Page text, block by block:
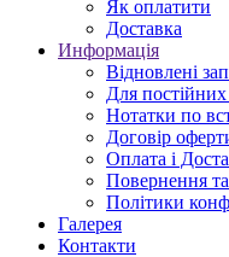
Як оплатити
Доставка
Информація
Відновлені
Для постійних
Нотатки по
Договір
Оплата і
Повернення
Політики
Галерея
Контакти